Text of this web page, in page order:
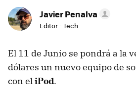
Javier Penalva
Editor - Tech
El 11 de Junio se pondrá a la
dólares un nuevo equipo de
con eliPod.